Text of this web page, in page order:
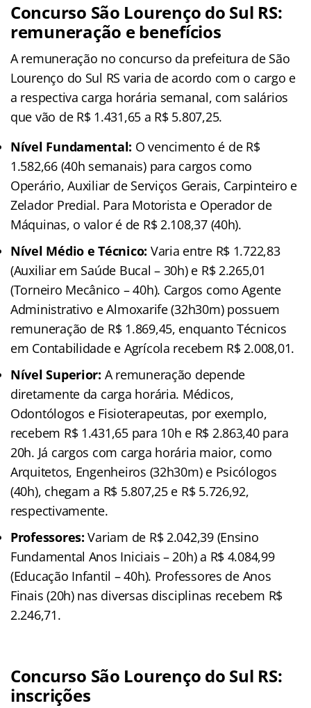
Concurso São Lourenço do Sul RS:
remuneração e benefícios
A remuneração no concurso da prefeitura de São
Lourenço do Sul RS varia de acordo com o cargo e
a respectiva carga horária semanal, com salários
que vão de R$ 1.431,65 a R$ 5.807,25.
Nível Fundamental: O vencimento é de R$
1.582,66 (40h semanais) para cargos como
Operário, Auxiliar de Serviços Gerais, Carpinteiro e
Zelador Predial. Para Motorista e Operador de
Máquinas, o valor é de R$ 2.108,37 (40h).
Nível Médio e Técnico: Varia entre R$ 1.722,83
(Auxiliar em Saúde Bucal – 30h) e R$ 2.265,01
(Torneiro Mecânico – 40h). Cargos como Agente
Administrativo e Almoxarife (32h30m) possuem
remuneração de R$ 1.869,45, enquanto Técnicos
em Contabilidade e Agrícola recebem R$ 2.008,01.
Nível Superior: A remuneração depende
diretamente da carga horária. Médicos,
Odontólogos e Fisioterapeutas, por exemplo,
recebem R$ 1.431,65 para 10h e R$ 2.863,40 para
20h. Já cargos com carga horária maior, como
Arquitetos, Engenheiros (32h30m) e Psicólogos
(40h), chegam a R$ 5.807,25 e R$ 5.726,92,
respectivamente.
Professores: Variam de R$ 2.042,39 (Ensino
Fundamental Anos Iniciais – 20h) a R$ 4.084,99
(Educação Infantil – 40h). Professores de Anos
Finais (20h) nas diversas disciplinas recebem R$
2.246,71.
Concurso São Lourenço do Sul RS:
inscrições